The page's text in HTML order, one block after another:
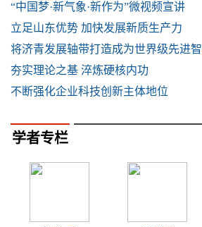
“中国梦·新气象·新作为”微视频宣讲
立足山东优势 加快发展新质生产力
将济青发展轴带打造成为世界级先进
夯实理论之基 淬炼硬核内功
不断强化企业科技创新主体地位
学者专栏